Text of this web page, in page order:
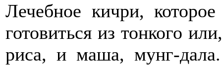
Лечебное кичри,
готовиться из тонкого
риса, и маша, мунг-